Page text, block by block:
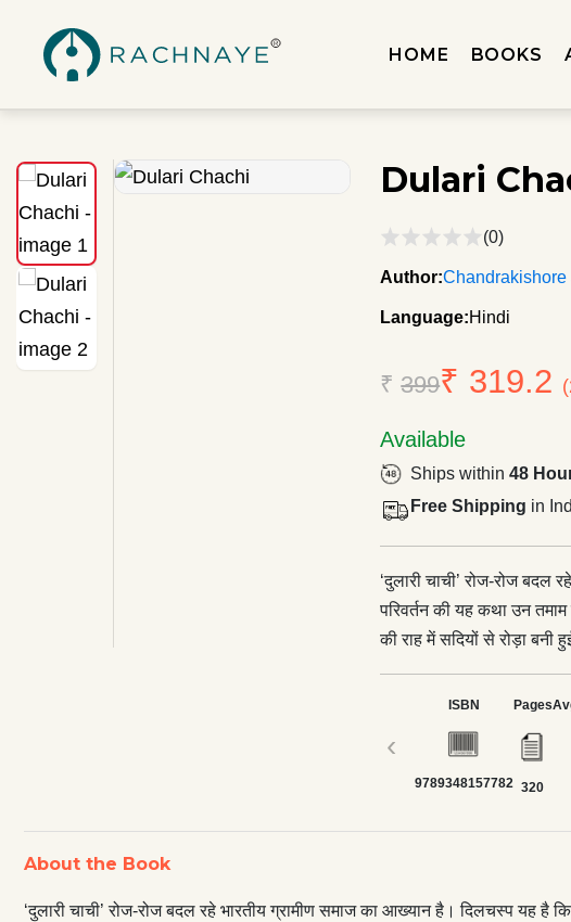
HOME BOOKS
Dulari
(0)
Author:Chandrakishore
Language:Hindi
₹399₹ 319.2
Available
Ships within48
Free Shipping in
‘दुलारी चाची’ रोज-रोज
परिवर्तन की यह कथा उन
की राह में सदियों से रोड़ा बनी
और उपेक्षा ऐसे ही रोड़े हैं
दिखलाता है कि हमारे समाज
वास्तविक प्रगति के लिए
सत्ता-संरचना को करीने से
पुकारा तक नहीं गया। यह
‹
ISBN
9789348157782
Pages
320
About the Book
‘दुलारी चाची’ रोज-रोज बदल रहे भारतीय ग्रामीण समाज का आख्यान है। दिलचस्प यह